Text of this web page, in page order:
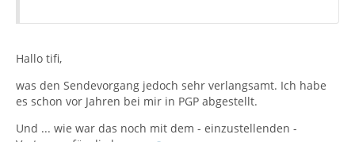
Hallo tifi,
was den Sendevorgang jedoch sehr verlangsamt. Ich habe
es schon vor Jahren bei mir in PGP abgestellt.
Und ... wie war das noch mit dem - einzustellenden -